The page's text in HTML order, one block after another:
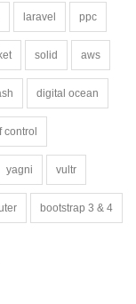
laravel ppc
solid aws
digital ocean
yagni vultr
bootstrap 3 & 4